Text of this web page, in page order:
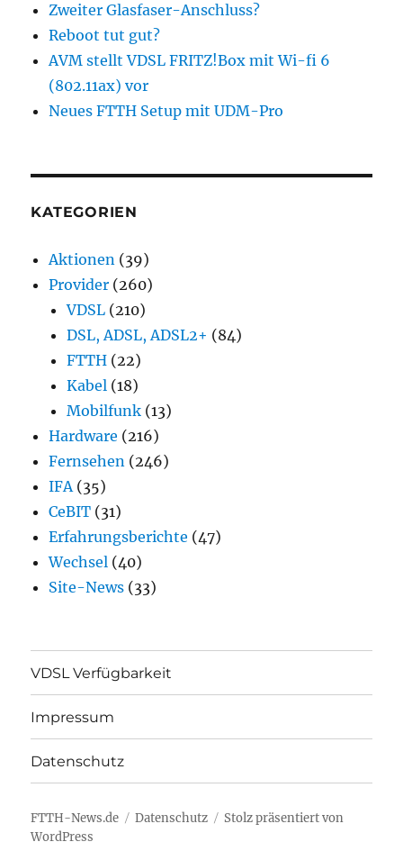
Zweiter Glasfaser-Anschluss?
Reboot tut gut?
AVM stellt VDSL FRITZ!Box mit Wi-fi 6
(802.11ax) vor
Neues FTTH Setup mit UDM-Pro
KATEGORIEN
Aktionen (39)
Provider (260)
VDSL (210)
DSL, ADSL, ADSL2+ (84)
FTTH (22)
Kabel (18)
Mobilfunk (13)
Hardware (216)
Fernsehen (246)
IFA(35)
CeBIT (31)
Erfahrungsberichte (47)
Wechsel (40)
Site-News (33)
VDSL Verfügbarkeit
Impressum
Datenschutz
FTTH-News.de Datenschutz
Stolz präsentiert von
WordPress